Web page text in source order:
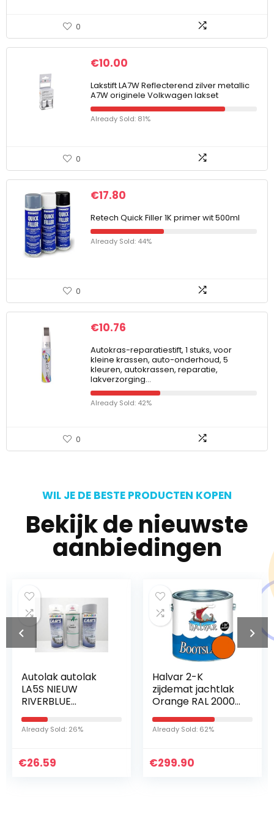
0
€10.00
Lakstift LA7W Reflecterend zilver metallic
A7W originele Volkwagen lakset
Already Sold: 81%
0
€17.80
Retech Quick Filler 1K primer wit 500ml
Already Sold: 44%
0
€10.76
Autokras-reparatiestift, 1 stuks, voor
kleine krassen, auto-onderhoud, 5
kleuren, autokrassen, reparatie,
lakverzorging…
Already Sold: 42%
0
WIL JE DE BESTE PRODUCTEN KOPEN
Bekijk de nieuwste
aanbiedingen
Autolak autolak
LA5S NIEUW
RIVERBLUE
METALLIC
LACKSPRAY SPRAY
SPRAYDOSE (3)
Already Sold: 26%
26.59
Halvar 2-K
zijdemat jachtlak
Orange RAL 2000-
2012 bootlak voor
GFK / polyester /
kunststof 2-
incl…
Already Sold: 62%
299.90